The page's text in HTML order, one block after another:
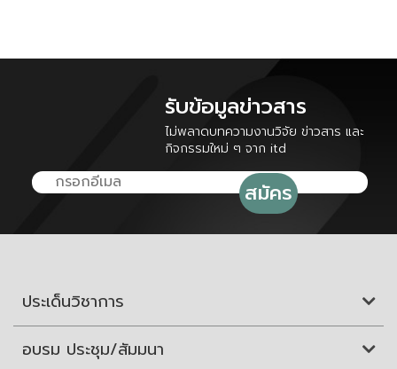
รับข้อมูลข่าวสาร
ไม่พลาดบทความงานวิจัย ข่าวสาร และ
กิจกรรมใหม่ ๆ จาก itd
ประเด็นวิชาการ
อบรม ประชุม/สัมมนา